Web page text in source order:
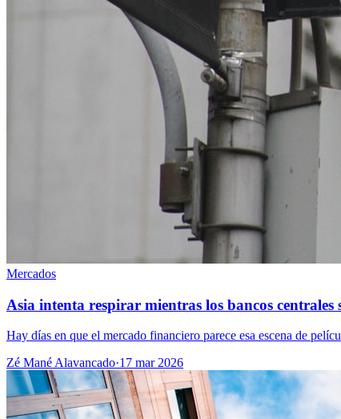
Mercados
Asia intenta respirar mientras los bancos centrales
Hay días en que el mercado financiero parece esa escena de
Zé Mané Alavancado·17 mar 2026